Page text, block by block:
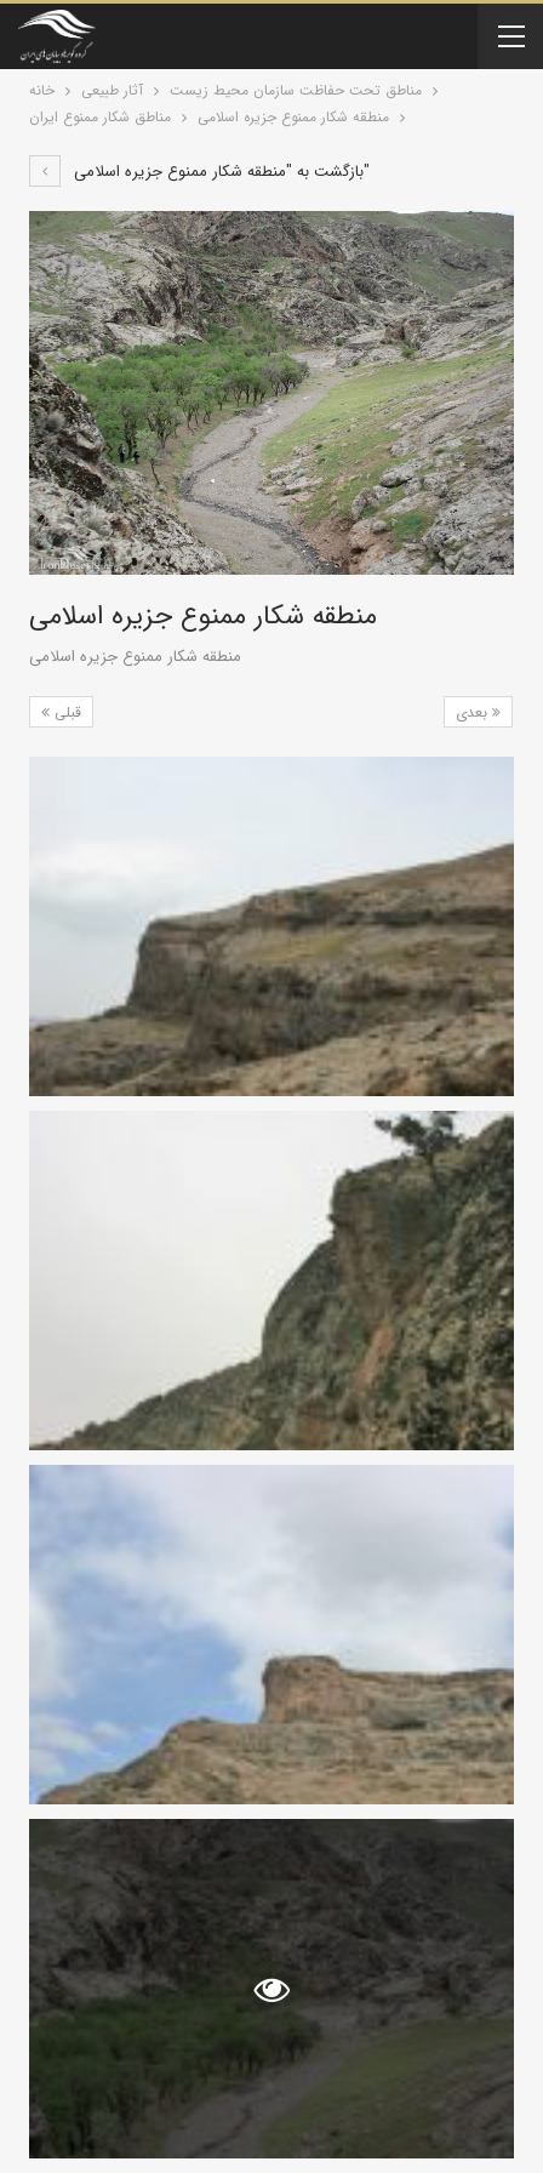
خانه آثار طبیعی
مناطق تحت حفاظت سازمان محیط زیست
مناطق شکار ممنوع ایران
منطقه شکار ممنوع جزیره اسلامی
بازگشت به "منطقه شکار ممنوع جزیره اسلامی"
منطقه شکار ممنوع جزیره اسلامی
منطقه شکار ممنوع جزیره اسلامی
قبلی